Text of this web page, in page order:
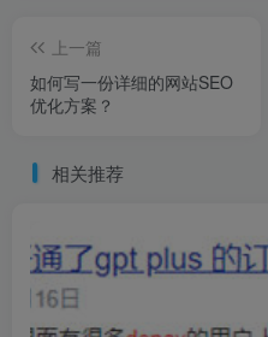
上一篇
如何写一份详细的网站SEO
优化方案？
相关推荐